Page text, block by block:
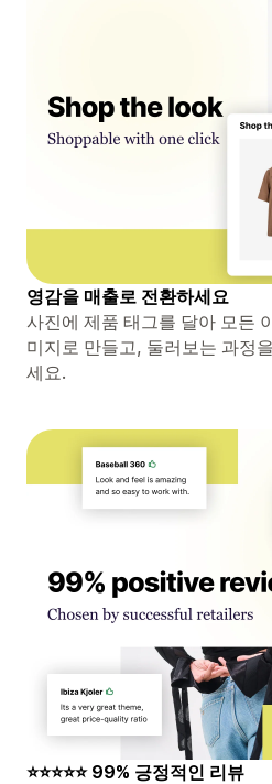
영감을 매출로 전환하세요
사진에 제품 태그를 달아 모든
미지로 만들고, 둘러보는 과정
세요.
⭐⭐⭐⭐⭐ 99% 긍정적인 리뷰